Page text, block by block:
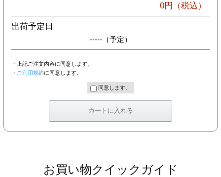
0円（税込）
出荷予定日
-----（予定）
・上記ご注文内容に同意します。
・ ご利用規約に同意します。
同意します。
お買い物クイックガイド